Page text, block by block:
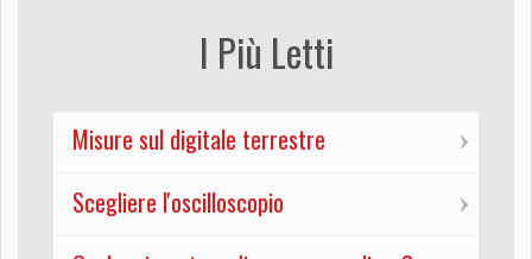
I Più Letti
Misure sul digitale terrestre
Scegliere l'oscilloscopio